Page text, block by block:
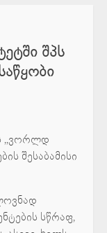
შპს
,,ვორლდ
შესაბამისი
სწრაფ,